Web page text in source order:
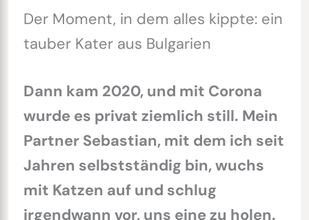
Der Moment, in dem alles kippte: ein
tauber Kater aus Bulgarien
Dann kam 2020, und mit Corona
wurde es privat ziemlich still. Mein
Partner Sebastian, mit dem ich seit
Jahren selbstständig bin, wuchs
mit Katzen auf und schlug
irgendwann vor, uns eine zu holen.